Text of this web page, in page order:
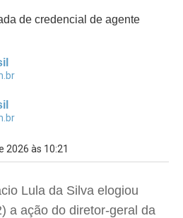
de credencial de agente
2026 às 10:21
Lula da Silva elogiou
a ação do diretor-geral da